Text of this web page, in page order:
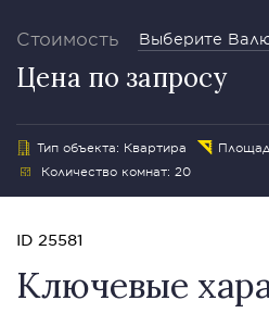
Стоимость Выберите
Цена по запросу
Тип объекта: Квартира
Количество комнат: 20
ID 25581
Ключевые